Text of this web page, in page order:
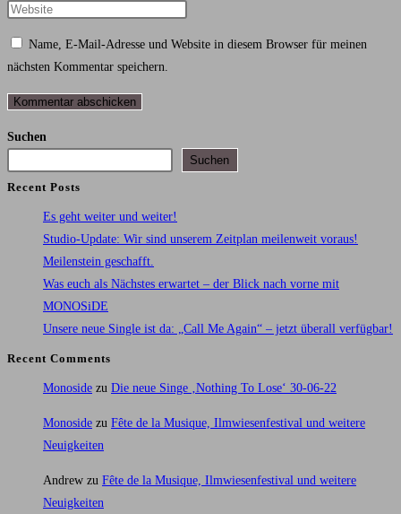
Namen
Benutzernamen
zum
Kommentieren
deine
Mail-
Adresse
zum
ein
Gib
Website-
URL
ein
Name, E-Mail-Adresse und Website in diesem Browser für meinen
nächsten Kommentar speichern.
Suchen
Suchen
Recent Posts
Es geht weiter und weiter!
Studio-Update: Wir sind unserem Zeitplan meilenweit voraus!
Meilenstein geschafft.
Was euch als Nächstes erwartet – der Blick nach vorne mit
MONOSiDE
Unsere neue Single ist da: „Call Me Again“ – jetzt überall verfügbar!
Recent Comments
Monoside zu Die neue Singe ‚Nothing To Lose‘ 30-06-22
Monoside zu Fête de la Musique, Ilmwiesenfestival und weitere
Neuigkeiten
Andrew zu Fête de la Musique, Ilmwiesenfestival und weitere
Neuigkeiten